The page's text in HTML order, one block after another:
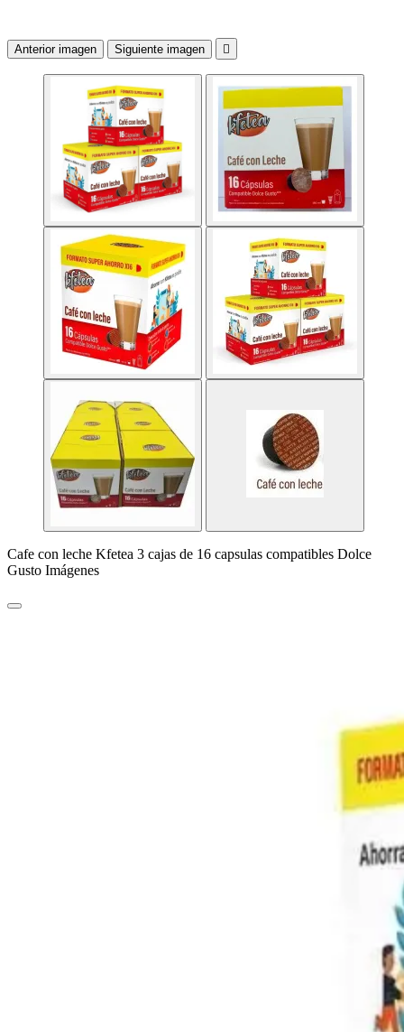
Anterior imagen Siguiente imagen 
Cafe con leche Kfetea 3 cajas de 16 capsulas compatibles Dolce
Gusto Imágenes